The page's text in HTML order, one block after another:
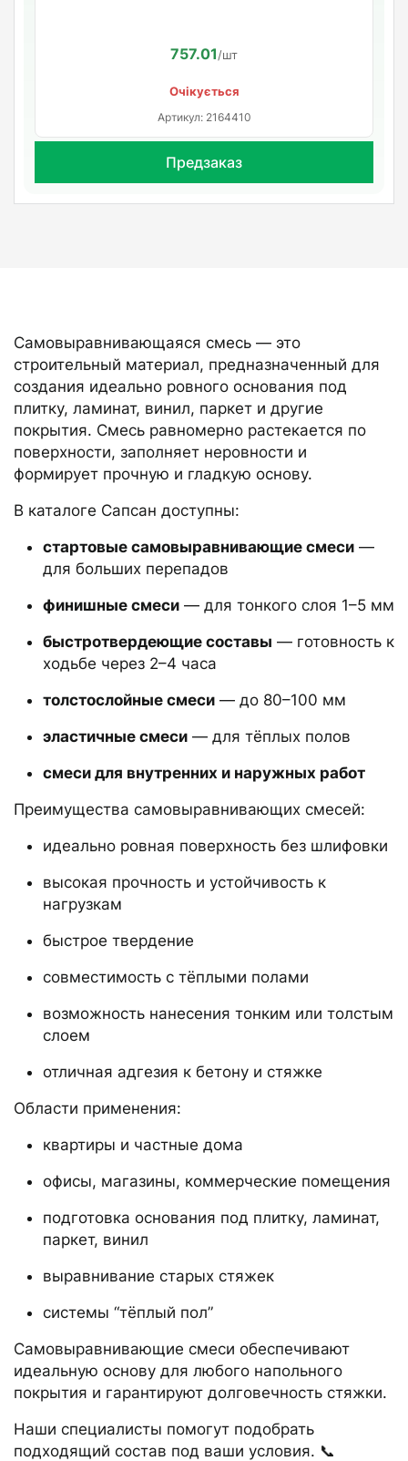
757.01/шт
Очікується
Артикул: 2164410
Предзаказ
Самовыравнивающаяся смесь — это
строительный материал, предназначенный для
создания идеально ровного основания под
плитку, ламинат, винил, паркет и другие
покрытия. Смесь равномерно растекается по
поверхности, заполняет неровности и
формирует прочную и гладкую основу.
В каталоге Сапсан доступны:
стартовые самовыравнивающие смеси —
для больших перепадов
финишные смеси — для тонкого слоя 1–5 мм
быстротвердеющие составы — готовность к
ходьбе через 2–4 часа
толстослойные смеси — до 80–100 мм
эластичные смеси — для тёплых полов
смеси для внутренних и наружных работ
Преимущества самовыравнивающих смесей:
идеально ровная поверхность без шлифовки
высокая прочность и устойчивость к
нагрузкам
быстрое твердение
совместимость с тёплыми полами
возможность нанесения тонким или толстым
слоем
отличная адгезия к бетону и стяжке
Области применения:
квартиры и частные дома
офисы, магазины, коммерческие помещения
подготовка основания под плитку, ламинат,
паркет, винил
выравнивание старых стяжек
системы “тёплый пол”
Самовыравнивающие смеси обеспечивают
идеальную основу для любого напольного
покрытия и гарантируют долговечность стяжки.
Наши специалисты помогут подобрать
подходящий состав под ваши условия. 📞